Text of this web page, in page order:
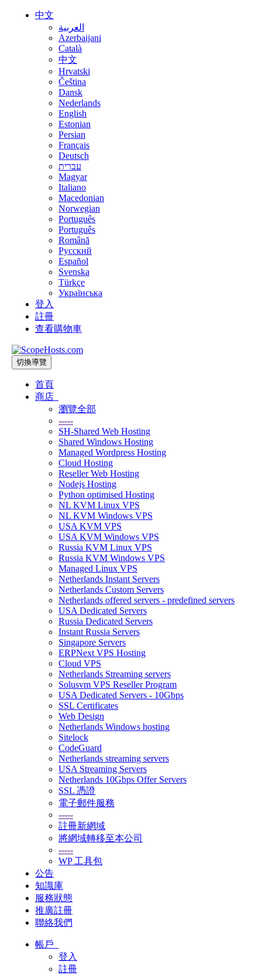
中文
العربية
Azerbaijani
Català
中文
Hrvatski
Čeština
Dansk
Nederlands
English
Estonian
Persian
Français
Deutsch
עברית
Magyar
Italiano
Macedonian
Norwegian
Português
Português
Română
Русский
Español
Svenska
Türkçe
Українська
登入
註冊
查看購物車
切換導覽
首頁
商店
瀏覽全部
-----
SH-Shared Web Hosting
Shared Windows Hosting
Managed Wordpress Hosting
Cloud Hosting
Reseller Web Hosting
Nodejs Hosting
Python optimised Hosting
NL KVM Linux VPS
NL KVM Windows VPS
USA KVM VPS
USA KVM Windows VPS
Russia KVM Linux VPS
Russia KVM Windows VPS
Managed Linux VPS
Netherlands Instant Servers
Netherlands Custom Servers
Netherlands offered servers - predefined servers
USA Dedicated Servers
Russia Dedicated Servers
Instant Russia Servers
Singapore Servers
ERPNext VPS Hosting
Cloud VPS
Netherlands Streaming servers
Solusvm VPS Reseller Program
USA Dedicated Servers - 10Gbps
SSL Certificates
Web Design
Netherlands Windows hosting
Sitelock
CodeGuard
Netherlands streaming servers
USA Streaming Servers
Netherlands 10Gbps Offer Servers
SSL 憑證
電子郵件服務
-----
註冊新網域
將網域轉移至本公司
-----
WP 工具包
公告
知識庫
服務狀態
推廣註冊
聯絡我們
帳戶
登入
註冊